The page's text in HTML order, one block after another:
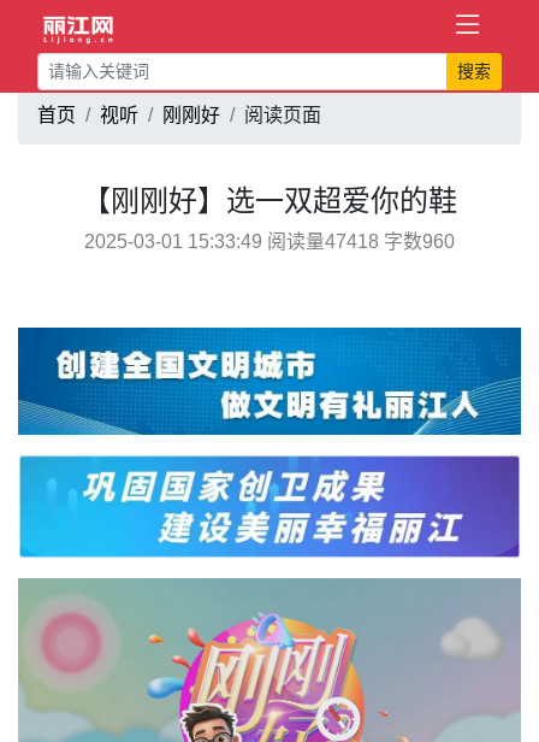
搜索
首页 视听 刚刚好 阅读页面
【刚刚好】选一双超爱你的鞋
2025-03-01 15:33:49 阅读量47418 字数960